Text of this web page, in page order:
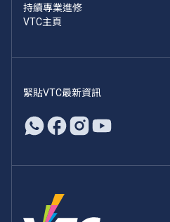
持續專業進修
VTC主頁
緊貼VTC最新資訊